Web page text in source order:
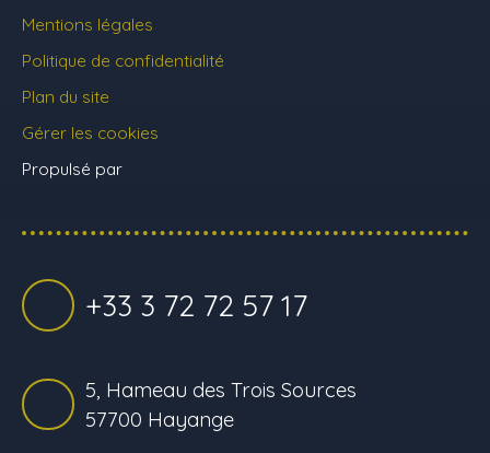
Mentions légales
Politique de confidentialité
Plan du site
Gérer les cookies
Propulsé par
+33 3 72 72 57 17
5, Hameau des Trois Sources
57700 Hayange